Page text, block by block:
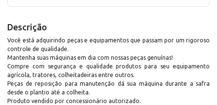
Descrição
Você está adquirindo peças e equipamentos que passam por um rigoroso
controle de qualidade.
Mantenha suas máquinas em dia com nossas peças genuínas!
Compre com segurança e qualidade produtos para seu equipamento
agrícola, tratores, colheitadeiras entre outros.
Peças de reposição para manutenção dá sua máquina durante a safra
desde o plantio até a colheita.
Produto vendido por concessionário autorizado.